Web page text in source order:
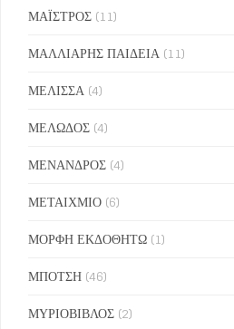
ΜΑΪΣΤΡΟΣ (11)
ΜΑΛΛΙΑΡΗΣ ΠΑΙΔΕΙΑ (11)
ΜΕΛΙΣΣΑ (4)
ΜΕΛΩΔΟΣ (4)
ΜΕΝΑΝΔΡΟΣ (4)
ΜΕΤΑΙΧΜΙΟ (6)
ΜΟΡΦΗ ΕΚΔΟΘΗΤΩ (1)
ΜΠΟΤΣΗ (46)
ΜΥΡΙΟΒΙΒΛΟΣ (2)